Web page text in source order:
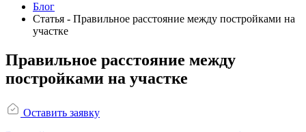
Блог
Статья - Правильное расстояние между постройками на
участке
Правильное расстояние между
постройками на участке
Оставить заявку